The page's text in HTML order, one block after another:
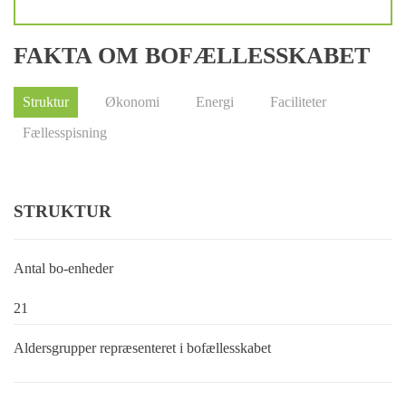
FAKTA OM BOFÆLLESSKABET
Struktur Økonomi Energi
Faciliteter
Fællesspisning
STRUKTUR
Antal bo-enheder
21
Aldersgrupper repræsenteret i bofællesskabet